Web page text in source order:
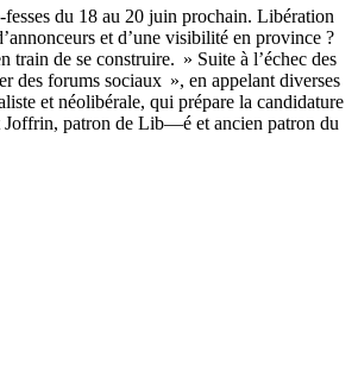
du 18 au 20 juin prochain. Libération
et d’une visibilité en province ?
train de se construire. » Suite à l’échec des
des forums sociaux », en appelant diverses
et néolibérale, qui prépare la candidature
Joffrin, patron de Lib—é et ancien patron du